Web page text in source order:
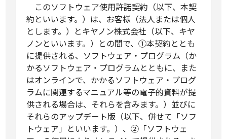
このソフトウェア使用許諾契約（以下、本契
約といいます。）は、お客様（法人または個人
とします。）とキヤノン株式会社（以下、キヤ
ノンといいます。）との間で、①本契約ととも
に提供される、ソフトウェア・プログラム（か
かるソフトウェア・プログラムとともに、また
はオンラインで、かかるソフトウェア・プログ
ラムに関連するマニュアル等の電子的資料が提
供される場合は、それらを含みます。）並びに
それらのアップデート版（以下、併せて「ソフ
トウェア」といいます。）、②「ソフトウェ